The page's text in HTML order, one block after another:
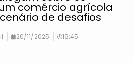
comércio agrícola
de desafios
20/11/2025 19:45